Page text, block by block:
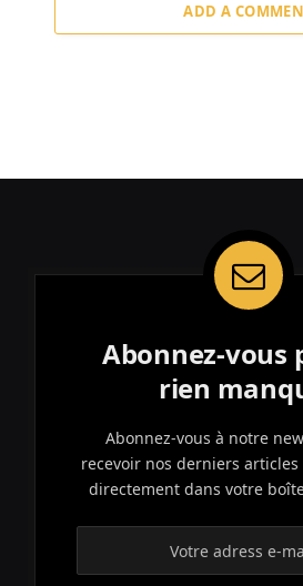
ADD A
Abonnez-vous
rien
Abonnez-vous à notre
recevoir nos derniers articles
directement dans votre